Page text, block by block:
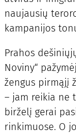
naujausių
kampanijos
Prahos
Noviny“
žengus pirmąjį
– jam reikia ne
birželį gerai
rinkimuose. O